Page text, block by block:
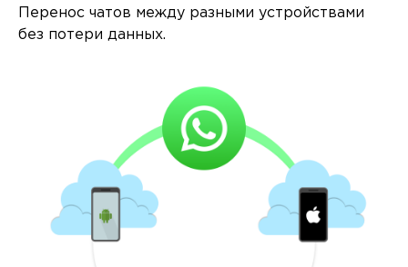
Перенос чатов между разными устройствами
без потери данных.